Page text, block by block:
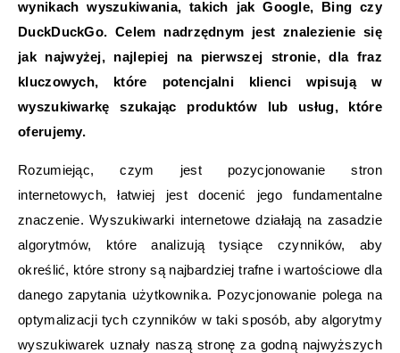
wynikach wyszukiwania, takich jak Google, Bing czy
DuckDuckGo. Celem nadrzędnym jest znalezienie się
jak najwyżej, najlepiej na pierwszej stronie, dla fraz
kluczowych, które potencjalni klienci wpisują w
wyszukiwarkę szukając produktów lub usług, które
oferujemy.
Rozumiejąc, czym jest pozycjonowanie stron
internetowych, łatwiej jest docenić jego fundamentalne
znaczenie. Wyszukiwarki internetowe działają na zasadzie
algorytmów, które analizują tysiące czynników, aby
określić, które strony są najbardziej trafne i wartościowe dla
danego zapytania użytkownika. Pozycjonowanie polega na
optymalizacji tych czynników w taki sposób, aby algorytmy
wyszukiwarek uznały naszą stronę za godną najwyższych